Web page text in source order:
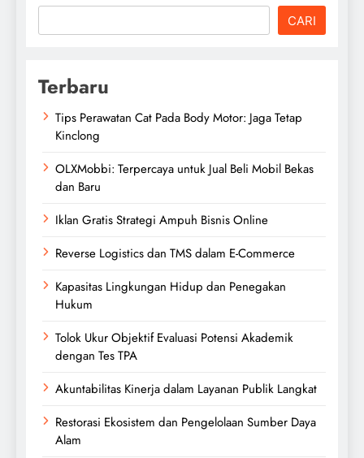
CARI
Terbaru
Tips Perawatan Cat Pada Body Motor: Jaga Tetap
Kinclong
OLXMobbi: Terpercaya untuk Jual Beli Mobil Bekas
dan Baru
Iklan Gratis Strategi Ampuh Bisnis Online
Reverse Logistics dan TMS dalam E-Commerce
Kapasitas Lingkungan Hidup dan Penegakan
Hukum
Tolok Ukur Objektif Evaluasi Potensi Akademik
dengan Tes TPA
Akuntabilitas Kinerja dalam Layanan Publik Langkat
Restorasi Ekosistem dan Pengelolaan Sumber Daya
Alam